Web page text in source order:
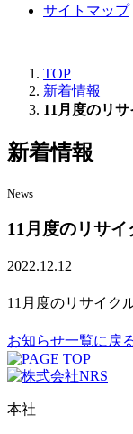
サイトマップ
TOP
新着情報
11月度のリ
新着情報
News
11月度のリサ
2022.12.12
11月度のリサイク
お知らせ一覧に戻
本社